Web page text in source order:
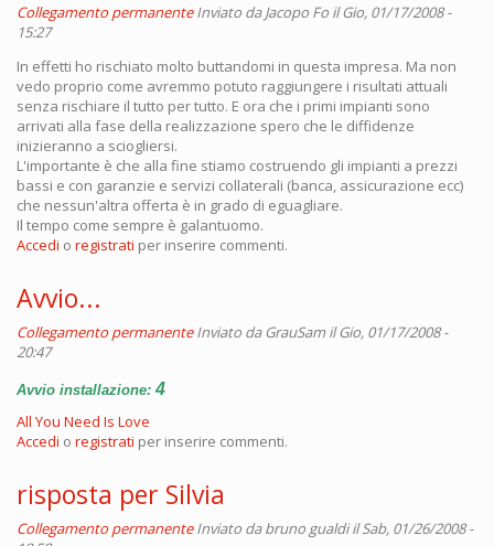
Collegamento permanente Inviato daJacopo Fo il Gio, 01/17/2008 -
15:27
In effetti ho rischiato molto buttandomi in questa impresa. Ma non
vedo proprio come avremmo potuto raggiungere i risultati attuali
senza rischiare il tutto per tutto. E ora che i primi impianti sono
arrivati alla fase della realizzazione spero che le diffidenze
inizieranno a sciogliersi.
L'importante è che alla fine stiamo costruendo gli impianti a prezzi
bassi e con garanzie e servizi collaterali (banca, assicurazione ecc)
che nessun'altra offerta è in grado di eguagliare.
Il tempo come sempre è galantuomo.
Accedi o registrati per inserire commenti.
Avvio...
Collegamento permanente Inviato daGrauSamil Gio, 01/17/2008 -
20:47
Avvio installazione:4
All You Need Is Love
Accedi o registrati per inserire commenti.
risposta per Silvia
Collegamento permanente Inviato dabruno gualdiil Sab, 01/26/2008 -